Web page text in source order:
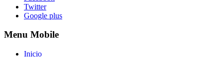
Twitter
Google plus
Menu Mobile
Inicio